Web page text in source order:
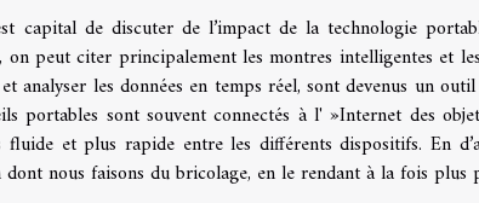
capital de discuter de l’impact de la technologie
peut citer principalement les montres intelligentes et
analyser les données en temps réel, sont devenus un
portables sont souvent connectés à l' »Internet des
et plus rapide entre les différents dispositifs. En
nous faisons du bricolage, en le rendant à la fois plus